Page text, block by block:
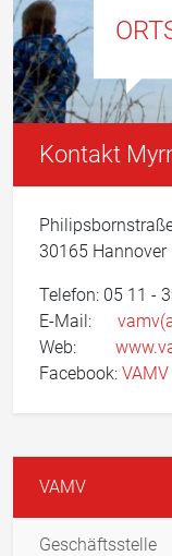
Kontakt
30165 Hannover
Telefon: 05 11 -
E-Mail:
Web:
Facebook:
VAMV
Geschäftsstelle